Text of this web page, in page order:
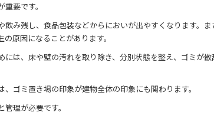
要です。
飲み残し、食品包装などからにおいが出やすくなります。
原因になることがあります。
には、床や壁の汚れを取り除き、分別状態を整え、ゴミが
ゴミ置き場の印象が建物全体の印象にも関わります。
理が必要です。